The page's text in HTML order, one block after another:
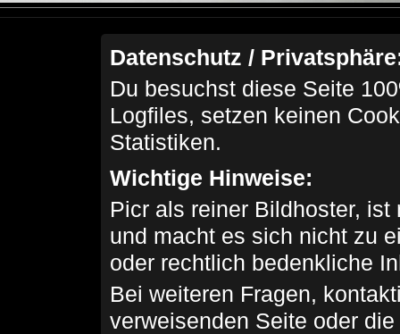
Datenschutz /
Du besuchst diese Seite
Logfiles, setzen keinen
Statistiken.
Wichtige Hinweise:
Picr als reiner Bildhoster,
und macht es sich nicht zu
oder rechtlich bedenkliche
Bei weiteren Fragen,
verweisenden Seite oder